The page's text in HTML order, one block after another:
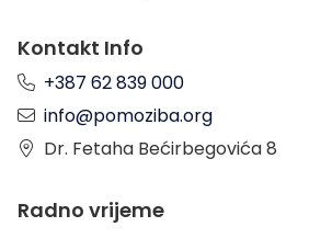
Kontakt Info
+387 62 839 000
info@pomoziba.org
Dr. Fetaha Bećirbegovića 8
Radno vrijeme